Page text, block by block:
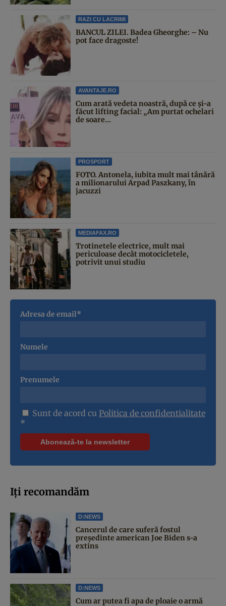
RAZI CU LACRIMI
BANCUL ZILEI. Badea Gheorghe: – Nu
pot face dragoste!
AVANTAJE.RO
Cum arată vedeta noastră, după ce și-a
făcut lifting facial: „Am purtat ochelari
de soare...
PROSPORT
FOTO. Antonela, iubita mult mai tânără
a milionarului Arpad Paszkany, în
jacuzzi
MEDIAFAX.RO
Trotinetele electrice, mult mai
periculoase decât motocicletele,
potrivit unui studiu
Adresa de email*
Numele
Prenumele
Sunt de acord cu Politica de confidentialitate
*
Iți recomandăm
D:NEWS
Cancerul de care suferă fostul
președinte american Joe Biden s-a
extins
D:NEWS
Cum ar putea fi apa de ploaie o armă